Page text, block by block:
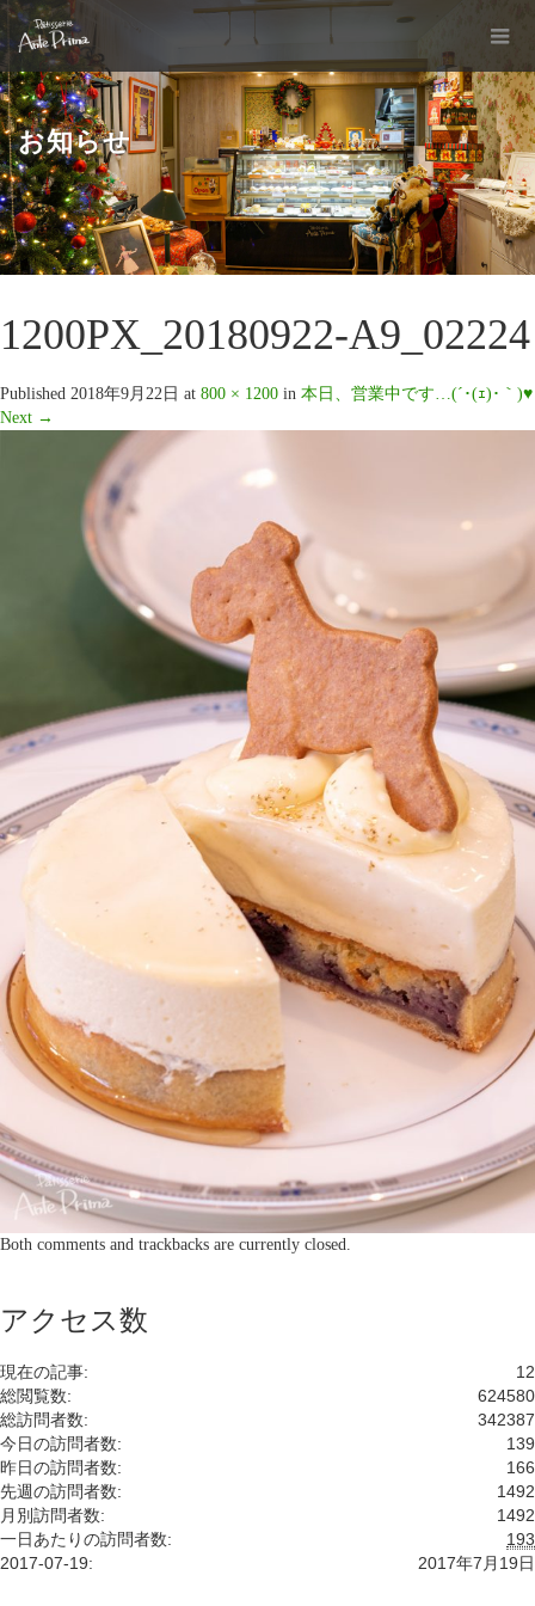
お知らせ
1200PX_20180922-A9_02224
Published 2018年9月22日 at 800 × 1200 in 本日、営業中です…(´･(ｪ)･｀)♥
Next →
Both comments and trackbacks are currently closed.
アクセス数
12
現在の記事:
624580
総閲覧数:
342387
総訪問者数:
139
今日の訪問者数:
166
昨日の訪問者数:
1492
先週の訪問者数:
1492
月別訪問者数:
193
一日あたりの訪問者数:
2017年7月19日
2017-07-19: